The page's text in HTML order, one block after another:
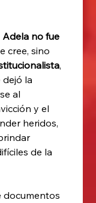
Adela no fue
cree, sino
,
dejó la
al
y el
heridos,
de la
documentos